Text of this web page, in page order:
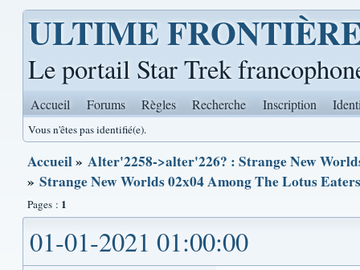
ULTIME
Le portail Star Trek
Accueil Forums Règles Recherche Inscription
Vous n'êtes pas identifié(e).
Accueil» Alter'2258->alter'226? : Strange New
» Strange New Worlds 02x04 Among The Lotus Eaters
Pages : 1
01-01-2021 01:00:00